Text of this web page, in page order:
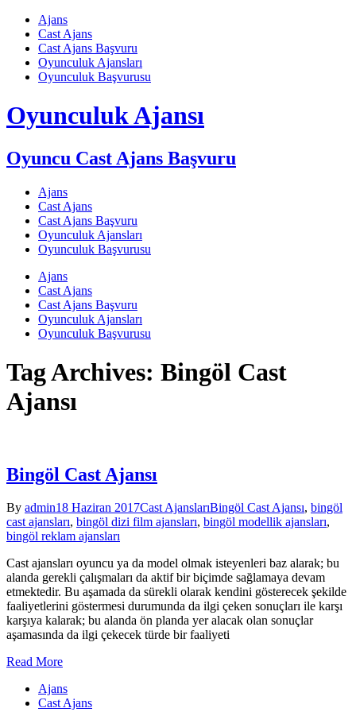
Skip
content
Ajans
Cast Ajans
Cast Ajans Başvuru
Oyunculuk Ajansları
Oyunculuk Başvurusu
Oyunculuk Ajansı
Oyuncu Cast Ajans Başvuru
Ajans
Cast Ajans
Cast Ajans Başvuru
Oyunculuk Ajansları
Oyunculuk Başvurusu
Ajans
Cast Ajans
Cast Ajans Başvuru
Oyunculuk Ajansları
Oyunculuk Başvurusu
Tag Archives: Bingöl Cast
Ajansı
Bingöl Cast Ajansı
By admin18 Haziran 2017Cast AjanslarıBingöl Cast Ajansı, bingöl
cast ajansları, bingöl dizi film ajansları, bingöl modellik ajansları,
bingöl reklam ajansları
Cast ajansları oyuncu ya da model olmak isteyenleri baz alarak; bu
alanda gerekli çalışmaları da aktif bir biçimde sağlamaya devam
etmektedir. Bu aşamada da sürekli olarak kendini gösterecek şekilde
faaliyetlerini göstermesi durumunda da ilgi çeken sonuçları ile karşı
karşıya kalarak; bu alanda ön planda yer alacak olan sonuçlar
aşamasında da ilgi çekecek türde bir faaliyeti
Read More
Ajans
Cast Ajans